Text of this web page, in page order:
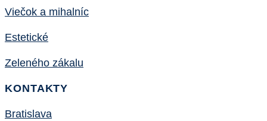
Viečok a mihalníc
Estetické
Zeleného zákalu
KONTAKTY
Bratislava